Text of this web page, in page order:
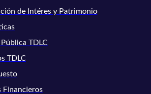
de Intéres y Patrimonio
TDLC
TDLC
Financieros